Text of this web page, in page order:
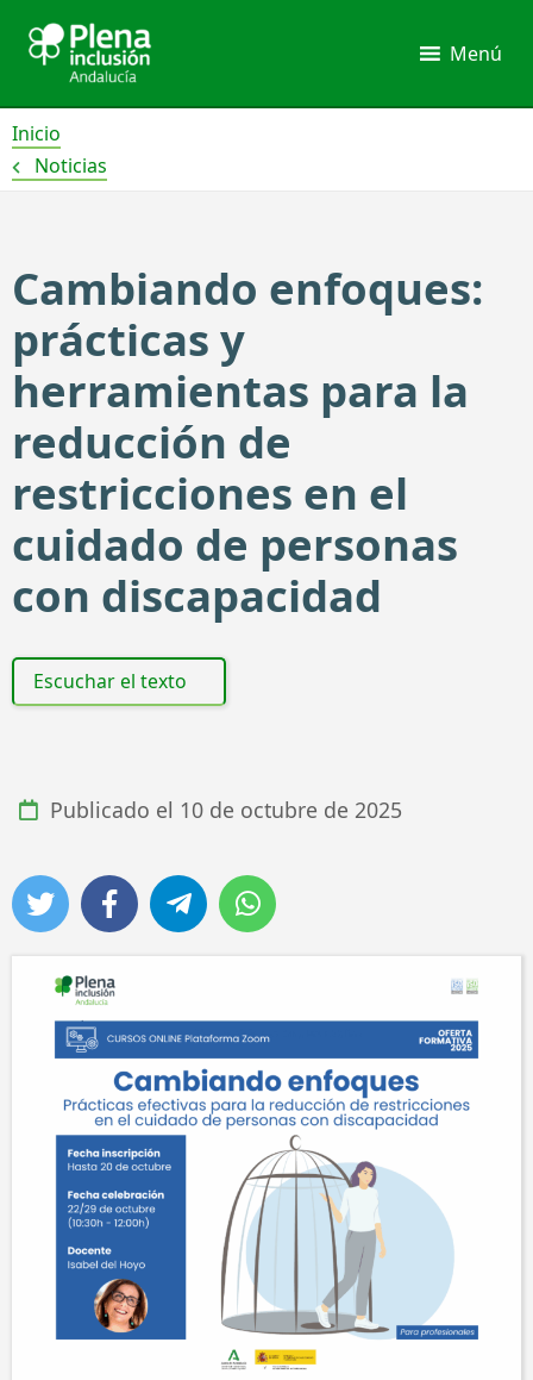
contenido
Menú
Inicio
Noticias
Cambiando enfoques:
prácticas y
herramientas para la
reducción de
restricciones en el
cuidado de personas
con discapacidad
Escuchar el texto
Publicado el 10 de octubre de 2025